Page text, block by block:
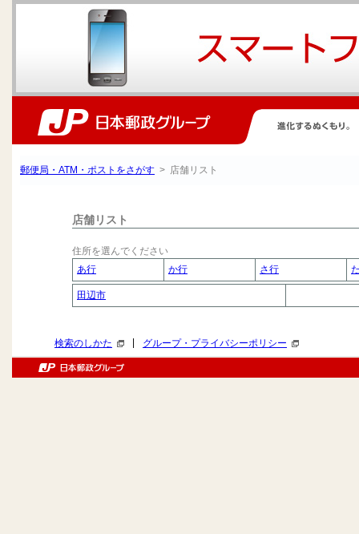
郵便局・ATM・ポストをさがす > 店舗リスト
店舗リスト
住所を選んでください
あ行
か行 さ行
田辺市
検索のしかた グループ・プライバシーポリシー